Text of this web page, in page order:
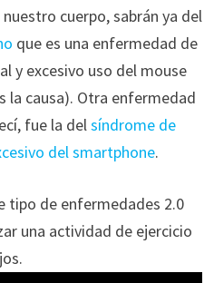
cuerpo, sabrán ya del
que es una enfermedad de
y excesivo uso del mouse
la causa). Otra enfermedad
fue la del síndrome de
del smartphone.
tipo de enfermedades 2.0
una actividad de ejercicio